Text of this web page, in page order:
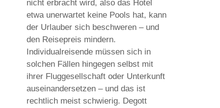
nicht erbracht wird, also das Hotel
etwa unerwartet keine Pools hat, kann
der Urlauber sich beschweren – und
den Reisepreis mindern.
Individualreisende müssen sich in
solchen Fällen hingegen selbst mit
ihrer Fluggesellschaft oder Unterkunft
auseinandersetzen – und das ist
rechtlich meist schwierig. Degott